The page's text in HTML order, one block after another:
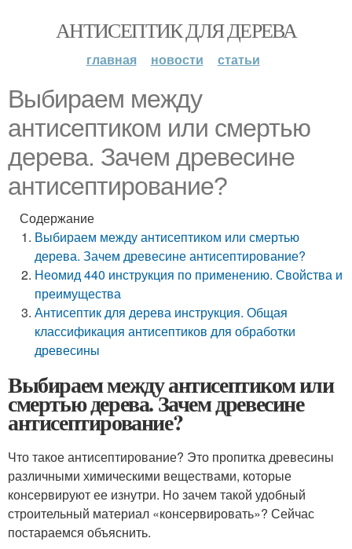
АНТИСЕПТИК ДЛЯ ДЕРЕВА
главная новости статьи
Выбираем между
антисептиком или смертью
дерева. Зачем древесине
антисептирование?
Содержание
Выбираем между антисептиком или смертью
дерева. Зачем древесине антисептирование?
Неомид 440 инструкция по применению. Свойства и
преимущества
Антисептик для дерева инструкция. Общая
классификация антисептиков для обработки
древесины
Выбираем между антисептиком или
смертью дерева. Зачем древесине
антисептирование?
Что такое антисептирование? Это пропитка древесины
различными химическими веществами, которые
консервируют ее изнутри. Но зачем такой удобный
строительный материал «консервировать»? Сейчас
постараемся объяснить.